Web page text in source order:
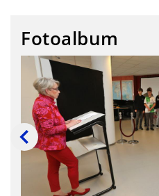
Fotoalbum